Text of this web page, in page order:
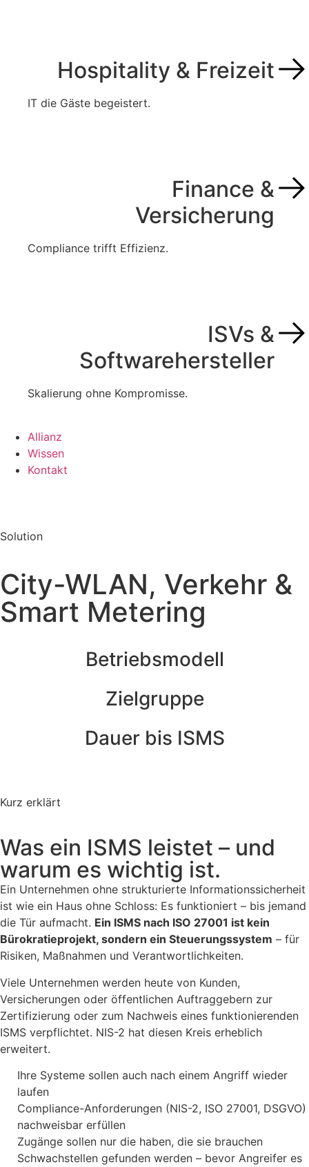
Hospitality & Freizeit
IT die Gäste begeistert.
Finance &
Versicherung
Compliance trifft Effizienz.
ISVs &
Softwarehersteller
Skalierung ohne Kompromisse.
Allianz
Wissen
Kontakt
Solution
City-WLAN, Verkehr &
Smart Metering
Betriebsmodell
Zielgruppe
Dauer bis ISMS
Kurz erklärt
Was ein ISMS leistet – und
warum es wichtig ist.
Ein Unternehmen ohne strukturierte Informationssicherheit
ist wie ein Haus ohne Schloss: Es funktioniert – bis jemand
die Tür aufmacht. Ein ISMS nach ISO 27001 ist kein
Bürokratieprojekt, sondern ein Steuerungssystem – für
Risiken, Maßnahmen und Verantwortlichkeiten.
Viele Unternehmen werden heute von Kunden,
Versicherungen oder öffentlichen Auftraggebern zur
Zertifizierung oder zum Nachweis eines funktionierenden
ISMS verpflichtet. NIS-2 hat diesen Kreis erheblich
erweitert.
Ihre Systeme sollen auch nach einem Angriff wieder
laufen
Compliance-Anforderungen (NIS-2, ISO 27001, DSGVO)
nachweisbar erfüllen
Zugänge sollen nur die haben, die sie brauchen
Schwachstellen gefunden werden – bevor Angreifer es